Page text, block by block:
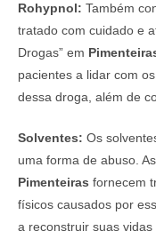
Rohypnol: Também
tratado com cuidado e
Drogas” em
pacientes a lidar com
dessa droga, além de
Solventes: Os
uma forma de abuso.
Pimenteiras fornecem
físicos causados por
a reconstruir suas vidas